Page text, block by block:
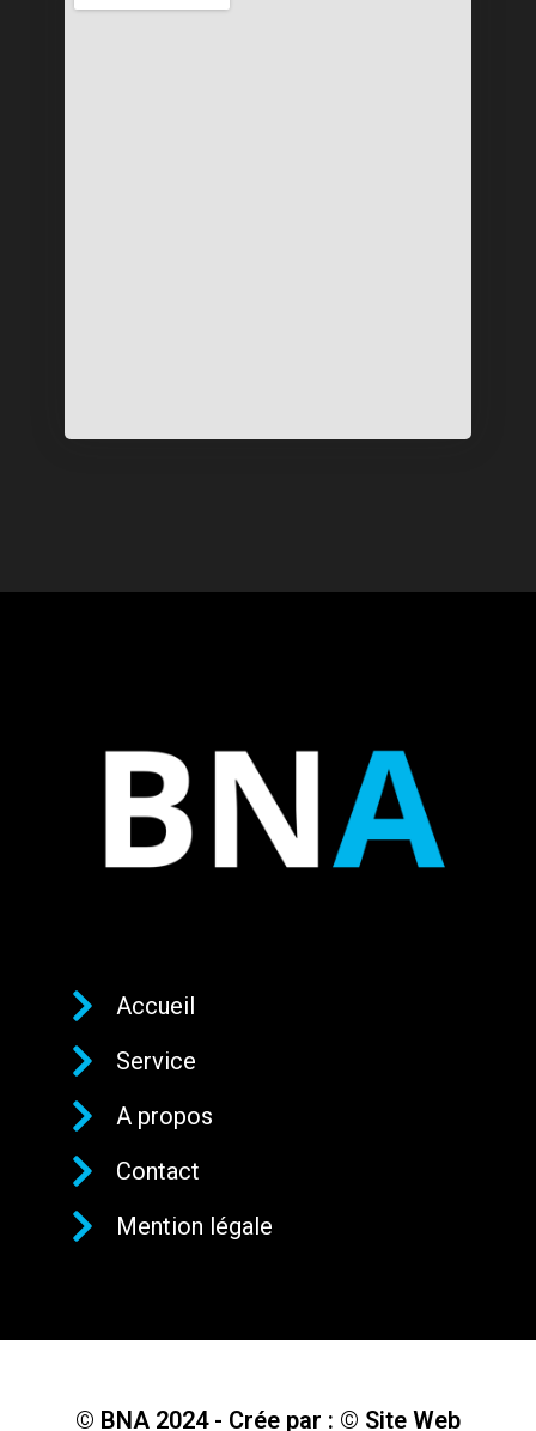
Accueil
Service
A propos
Contact
Mention légale
© BNA 2024 - Crée par : © Site Web